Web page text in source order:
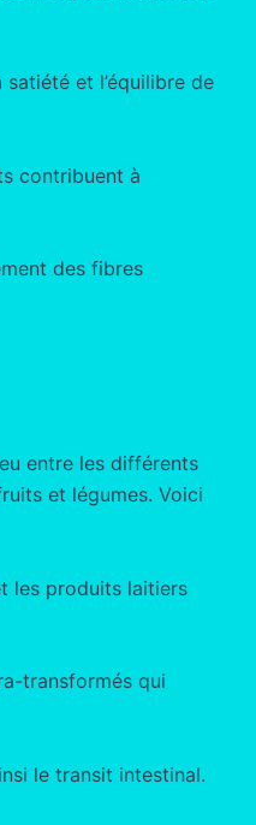
et l’équilibre de
contribuent à
des fibres
entre les différents
et légumes. Voici
les produits laitiers
transformés qui
le transit intestinal.